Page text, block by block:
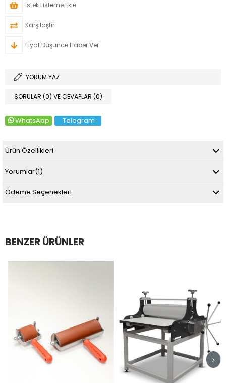
İstek Listeme Ekle
Karşılaştır
Fiyat Düşünce Haber Ver
YORUM YAZ
SORULAR (0) VE CEVAPLAR (0)
WhatsApp Telegram
Ürün Özellikleri
Yorumlar(1)
Ödeme Seçenekleri
BENZER ÜRÜNLER